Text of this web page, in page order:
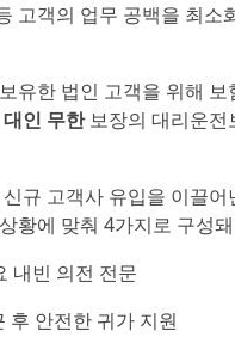
고객의 업무 공백을 최
유한 법인 고객을 위해
인 무한보장의 대리운전
규 고객사 유입을 이끌
황에 맞춰 4가지로 구성
내빈 의전 전문
후 안전한 귀가 지원